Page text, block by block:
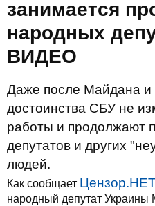
занимается
народных
ВИДЕО
Даже после Майдана и
достоинства СБУ не
работы и продолжают
депутатов и других
людей.
Как сообщает
народный депутат